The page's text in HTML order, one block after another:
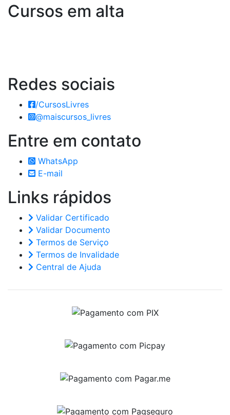
Cursos em alta
Redes sociais
/CursosLivres
@maiscursos_livres
Entre em contato
WhatsApp
E-mail
Links rápidos
Validar Certificado
Validar Documento
Termos de Serviço
Termos de Invalidade
Central de Ajuda